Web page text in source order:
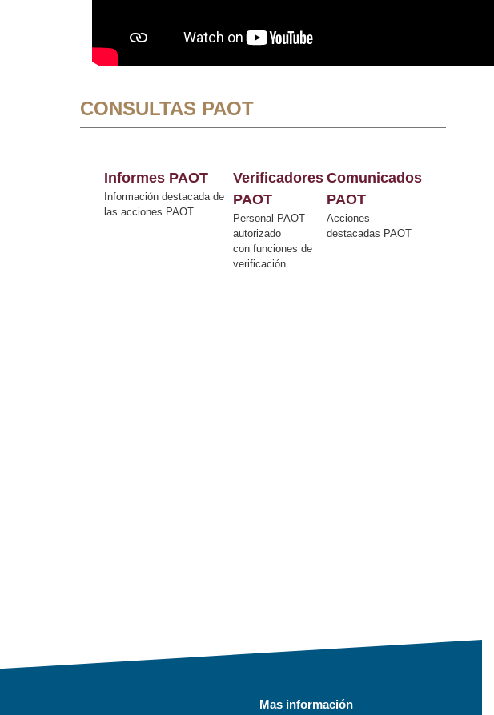
CONSULTAS PAOT
Informes PAOT
Información destacada de
las acciones PAOT
Verificadores
PAOT
Personal PAOT
autorizado
con funciones de
verificación
Comunicados
PAOT
Acciones
destacadas PAOT
Mas información